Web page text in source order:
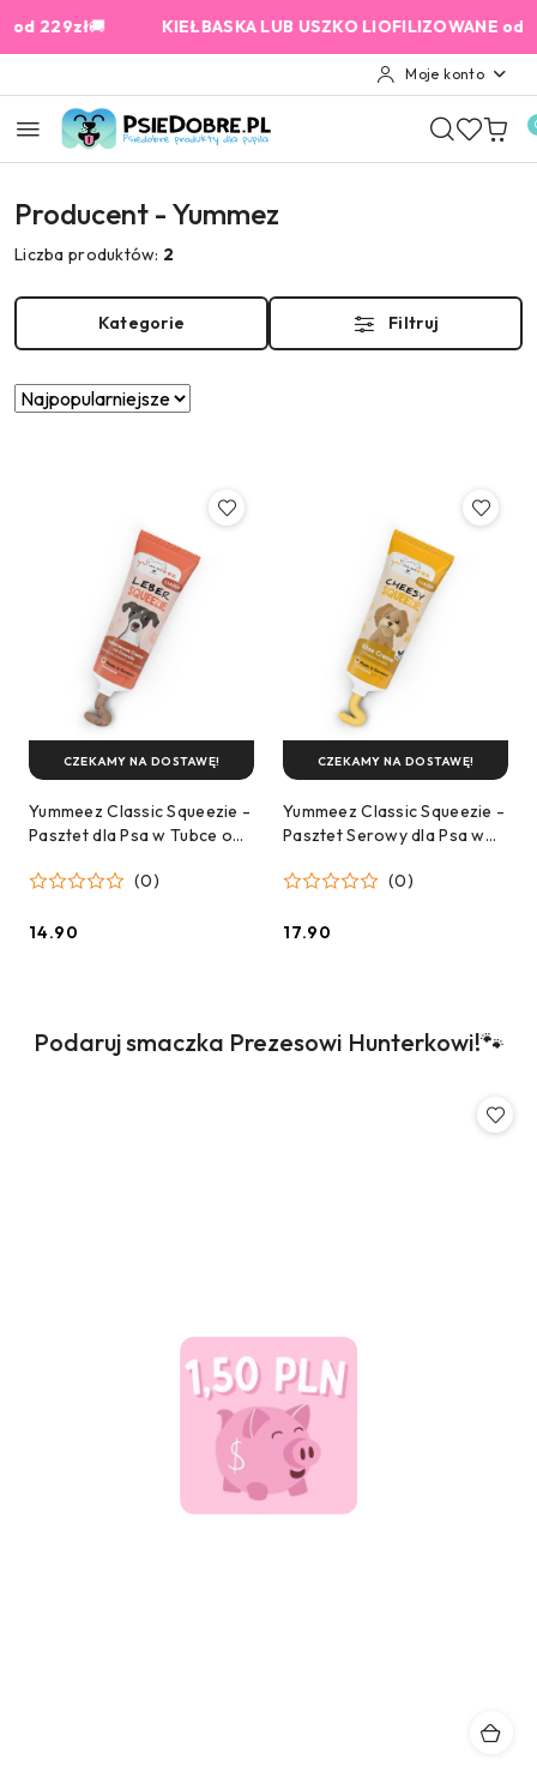
Przejdź do treści głównej
Przejdź do wyszukiwarki
Przejdź do moje konto
Przejdź do menu głównego
Przejdź do stopki
🚚 KIEŁBASKA LUB USZKO LIOFILIZOWANE od 159
Moje konto
Producent - Yummez
Liczba produktów: 2
Kategorie Filtruj
Zastosowano
Sortuj
Yummeez Classic Squeezie -
Pasztet dla Psa w Tubce o
(0)
Cena:
14.90
CZEKAMY NA DOSTAWĘ!
Yummeez Classic Squeezie -
Pasztet Serowy dla Psa w
(0)
Cena:
17.90
CZEKAMY NA DOSTAWĘ!
Pomiń karuzelę produktów
Produkty
Podaruj smaczka Prezesowi Hunterkowi!🐾